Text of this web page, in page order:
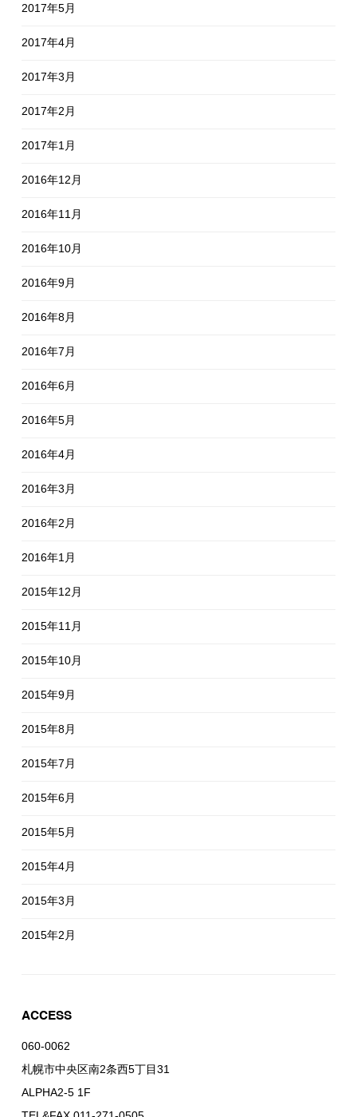
2017年5月
2017年4月
2017年3月
2017年2月
2017年1月
2016年12月
2016年11月
2016年10月
2016年9月
2016年8月
2016年7月
2016年6月
2016年5月
2016年4月
2016年3月
2016年2月
2016年1月
2015年12月
2015年11月
2015年10月
2015年9月
2015年8月
2015年7月
2015年6月
2015年5月
2015年4月
2015年3月
2015年2月
ACCESS
060-0062
札幌市中央区南2条西5丁目31
ALPHA2-5 1F